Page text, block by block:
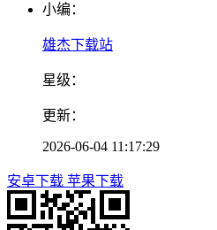
小编：
雄杰下载站
星级：
更新：
2026-06-04 11:17:29
安卓下载 苹果下载